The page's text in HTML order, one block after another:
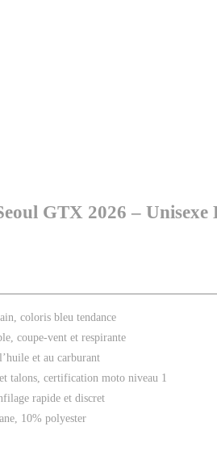
GTX 2026 – Unisexe
coloris bleu tendance
coupe-vent et respirante
et au carburant
talons, certification moto niveau 1
rapide et discret
10% polyester